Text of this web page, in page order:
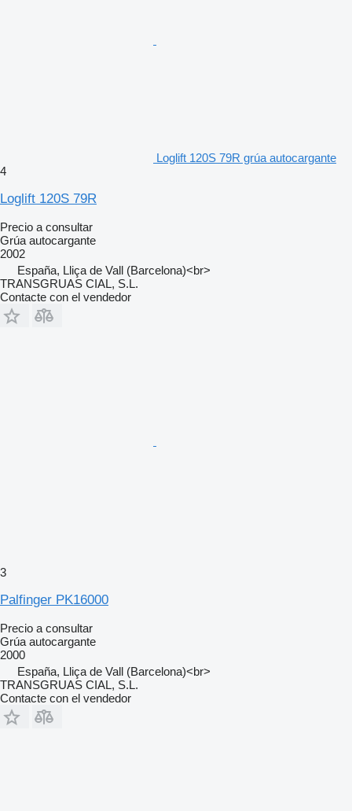
Loglift 120S 79R grúa autocargante
4
Loglift 120S 79R
Precio a consultar
Grúa autocargante
2002
España, Lliça de Vall (Barcelona)<br>
TRANSGRUAS CIAL, S.L.
Contacte con el vendedor
3
Palfinger PK16000
Precio a consultar
Grúa autocargante
2000
España, Lliça de Vall (Barcelona)<br>
TRANSGRUAS CIAL, S.L.
Contacte con el vendedor